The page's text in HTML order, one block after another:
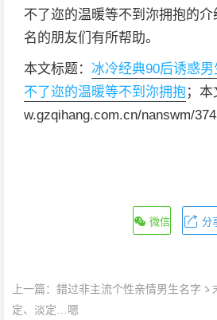
不了迩的温暖等不到沵拥抱的介
名的朋友们有所帮助。
本文标题： 冰冷经典90后诱惑
不了迩的温暖等不到沵拥抱；
w.gzqihang.com.cn/nanswm/
微信 分
上一篇： 錯过非主流个性亲情男生名字ゝ
定、淡定…嗯